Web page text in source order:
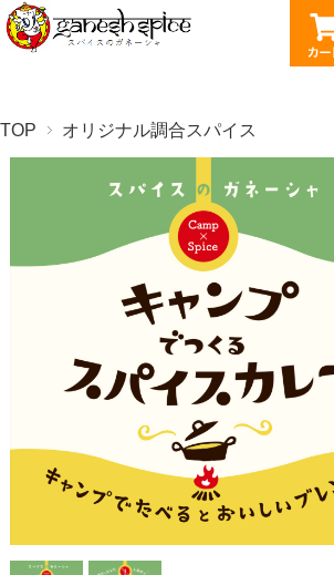
TOP オリジナル調合スパイス